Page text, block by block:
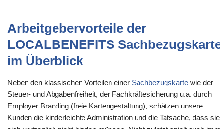
Arbeitgebervorteile der
LOCALBENEFITS
im Überblick
Neben den klassischen Vorteilen einer Sachbezugskarte wie der
Steuer- und Abgabenfreiheit, der Fachkräftesicherung u.a. durch
Employer Branding (freie Kartengestaltung), schätzen unsere
Kunden die kinderleichte Administration und die Tatsache, dass sie